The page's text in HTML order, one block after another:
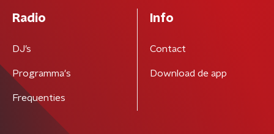
Radio
DJ’s
Programma's
Frequenties
Info
Contact
Download de app